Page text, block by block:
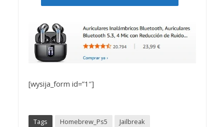
[wysija_form id=”1″]
Tags Homebrew_Ps5 Jailbreak